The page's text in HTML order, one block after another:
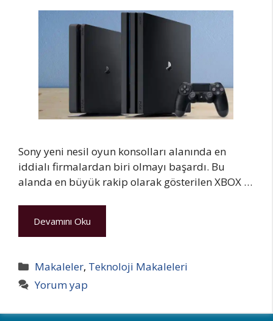
Sony yeni nesil oyun konsolları alanında en
iddialı firmalardan biri olmayı başardı. Bu
alanda en büyük rakip olarak gösterilen XBOX …
Devamını Oku
Kategoriler
Makaleler, Teknoloji Makaleleri
Yorum yap